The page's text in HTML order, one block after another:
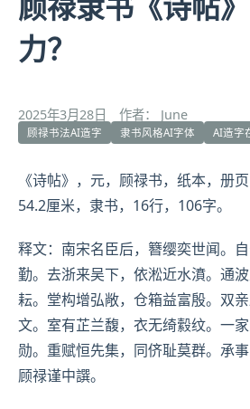
力？
2025年3月28日 作者： June
顾禄书法AI造字 隶书风格AI字体 AI造字
《诗帖》，元， 顾禄书，纸本， 册页
54.2厘米，隶书，16行，106字。
释文：南宋名臣后，簪缨奕世闻。
勤。去浙来吴下，依淞近水濆。通
耘。堂构增弘敞，仓箱益富殷。双
文。室有芷兰馥，衣无绮縠纹。一
勋。重赋恒先集，同侪耻莫群。承
顾禄谨中譔。